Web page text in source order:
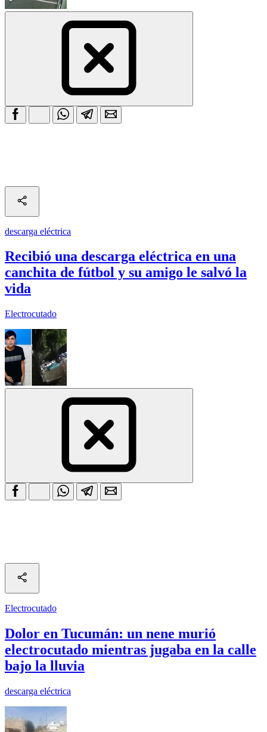
descarga eléctrica
Recibió una descarga eléctrica en una
canchita de fútbol y su amigo le salvó la
vida
Electrocutado
Electrocutado
Dolor en Tucumán: un nene murió
electrocutado mientras jugaba en la calle
bajo la lluvia
descarga eléctrica